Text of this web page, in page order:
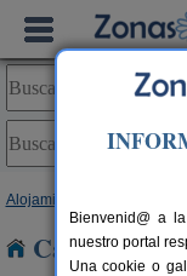
Alojamientos
Casas
Bienvenid@ a
nuestro portal
Una cookie o